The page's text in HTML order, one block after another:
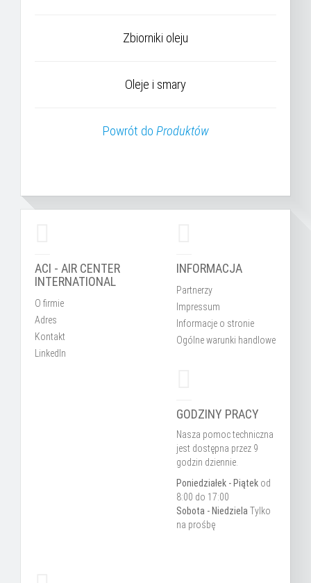
Zbiorniki oleju
Oleje i smary
Powrót do Produktów
ACI - AIR CENTER
INTERNATIONAL
O firmie
Adres
Kontakt
LinkedIn
INFORMACJA
Partnerzy
Impressum
Informacje o stronie
Ogólne warunki handlowe
GODZINY PRACY
Nasza pomoc techniczna
jest dostępna przez 9
godzin dziennie.
Poniedziałek - Piątek od
8:00 do 17:00
Sobota - Niedziela Tylko
na prośbę